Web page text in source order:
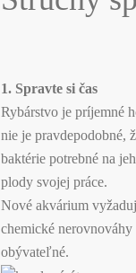
1. Spravte si čas
Rybárstvo je príjemné
nie je pravdepodobné,
baktérie potrebné na
plody svojej práce.
Nové akvárium
chemické
obývateľné.